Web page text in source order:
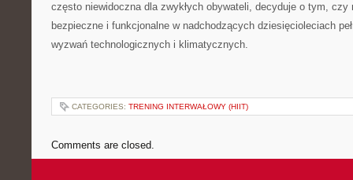
często niewidoczna dla zwykłych obywateli, decyduje o tym, czy
bezpieczne i funkcjonalne w nadchodzących dziesięcioleciach
wyzwań technologicznych i klimatycznych.
CATEGORIES: TRENING INTERWAŁOWY (HIIT)
Comments are closed.